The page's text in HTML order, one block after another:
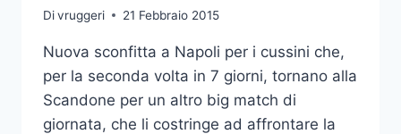
Divruggeri 21 Febbraio 2015
Nuova sconfitta a Napoli per i cussini che,
per la seconda volta in 7 giorni, tornano alla
Scandone per un altro big match di
giornata, che li costringe ad affrontare la